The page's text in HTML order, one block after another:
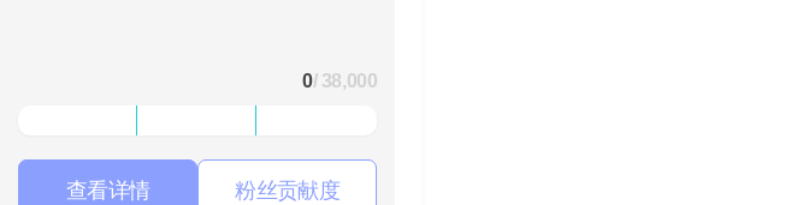
0/ 38,000
查看详情 粉丝贡献度